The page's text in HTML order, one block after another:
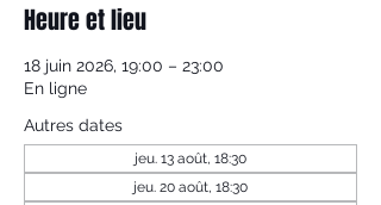
Heure et lieu
18 juin 2026, 19:00 – 23:00
En ligne
Autres dates
jeu. 13 août, 18:30
jeu. 20 août, 18:30